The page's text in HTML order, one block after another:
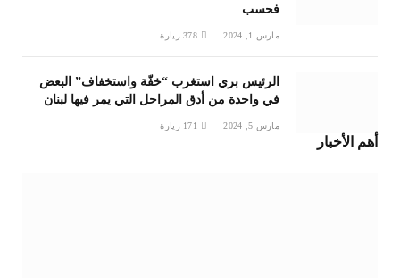
فحسب
مارس 1, 2024 378 زيارة
الرئيس بري استغرب “خفّة واستخفاف” البعض
في واحدة من أدق المراحل التي يمر فيها لبنان
مارس 5, 2024 171 زيارة
أهم الأخبار